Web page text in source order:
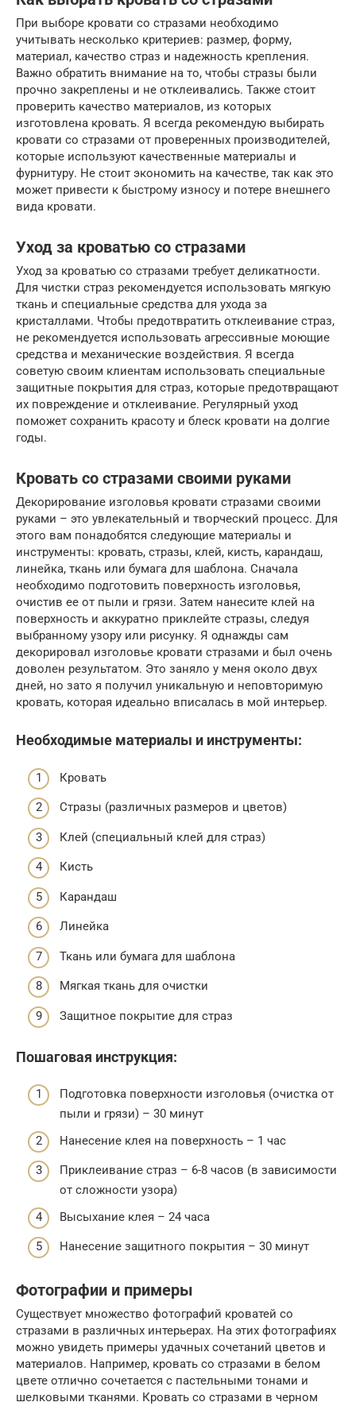
При выборе кровати со стразами необходимо
учитывать несколько критериев: размер, форму,
материал, качество страз и надежность крепления.
Важно обратить внимание на то, чтобы стразы были
прочно закреплены и не отклеивались. Также стоит
проверить качество материалов, из которых
изготовлена кровать. Я всегда рекомендую выбирать
кровати со стразами от проверенных производителей,
которые используют качественные материалы и
фурнитуру. Не стоит экономить на качестве, так как это
может привести к быстрому износу и потере внешнего
вида кровати.
Уход за кроватью со стразами
Уход за кроватью со стразами требует деликатности.
Для чистки страз рекомендуется использовать мягкую
ткань и специальные средства для ухода за
кристаллами. Чтобы предотвратить отклеивание страз,
не рекомендуется использовать агрессивные моющие
средства и механические воздействия. Я всегда
советую своим клиентам использовать специальные
защитные покрытия для страз, которые предотвращают
их повреждение и отклеивание. Регулярный уход
поможет сохранить красоту и блеск кровати на долгие
годы.
Кровать со стразами своими руками
Декорирование изголовья кровати стразами своими
руками – это увлекательный и творческий процесс. Для
этого вам понадобятся следующие материалы и
инструменты: кровать, стразы, клей, кисть, карандаш,
линейка, ткань или бумага для шаблона. Сначала
необходимо подготовить поверхность изголовья,
очистив ее от пыли и грязи. Затем нанесите клей на
поверхность и аккуратно приклейте стразы, следуя
выбранному узору или рисунку. Я однажды сам
декорировал изголовье кровати стразами и был очень
доволен результатом. Это заняло у меня около двух
дней, но зато я получил уникальную и неповторимую
кровать, которая идеально вписалась в мой интерьер.
Необходимые материалы и инструменты:
Кровать
Стразы (различных размеров и цветов)
Клей (специальный клей для страз)
Кисть
Карандаш
Линейка
Ткань или бумага для шаблона
Мягкая ткань для очистки
Защитное покрытие для страз
Пошаговая инструкция:
Подготовка поверхности изголовья (очистка от
пыли и грязи) – 30 минут
Нанесение клея на поверхность – 1 час
Приклеивание страз – 6-8 часов (в зависимости
от сложности узора)
Высыхание клея – 24 часа
Нанесение защитного покрытия – 30 минут
Фотографии и примеры
Существует множество фотографий кроватей со
стразами в различных интерьерах. На этих фотографиях
можно увидеть примеры удачных сочетаний цветов и
материалов. Например, кровать со стразами в белом
цвете отлично сочетается с пастельными тонами и
шелковыми тканями. Кровать со стразами в черном